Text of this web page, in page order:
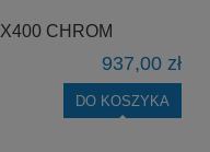
CHROM
937,00 zł
DO KOSZYKA